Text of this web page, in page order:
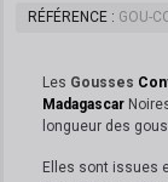
RÉFÉRENCE GOU-
Les Gousses
Madagascar
longueur des
Elles sont issues